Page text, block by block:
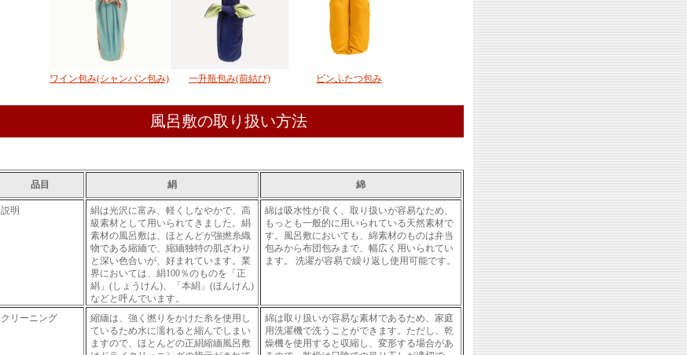
ワイン包み(シャンパン包み) 一升瓶包み(前結び) ビンふたつ包み
風呂敷の取り扱い方法
品目 絹 綿
説明
絹は光沢に富み、軽くしなやかで、高
級素材として用いられてきました。絹
素材の風呂敷は、ほとんどが強撚糸織
物である縮緬で、縮緬独特の肌ざわり
と深い色合いが、好まれています。業
界においては、絹100％のものを「正
絹」(しょうけん)、「本絹」(ほんけん)
などと呼んでいます。
綿は吸水性が良く、取り扱いが容易なため、
もっとも一般的に用いられている天然素材で
す。風呂敷においても、綿素材のものは弁当
包みから布団包みまで、幅広く用いられてい
ます。 洗濯が容易で繰り返し使用可能です。
クリーニング
縮緬は、強く撚りをかけた糸を使用し
ているため水に濡れると縮んでしまい
ますので、ほとんどの正絹縮緬風呂敷
綿は取り扱いが容易な素材であるため、家庭
用洗濯機で洗うことができます。ただし、乾
燥機を使用すると収縮し、変形する場合があ